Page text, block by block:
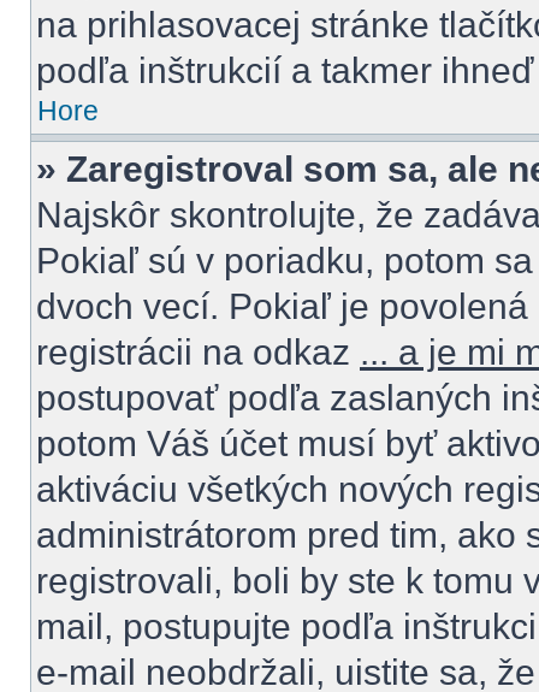
na prihlasovacej stránke
podľa inštrukcií a takmer
Hore
» Zaregistroval som sa, ale
Najskôr skontrolujte, že
Pokiaľ sú v poriadku, potom
dvoch vecí. Pokiaľ je
registrácii na odkaz ... a je mi
postupovať podľa zaslaných
potom Váš účet musí byť
aktiváciu všetkých nových
administrátorom pred tim, ako
registrovali, boli by ste k tomu
mail, postupujte podľa
e-mail neobdržali, uistite sa,